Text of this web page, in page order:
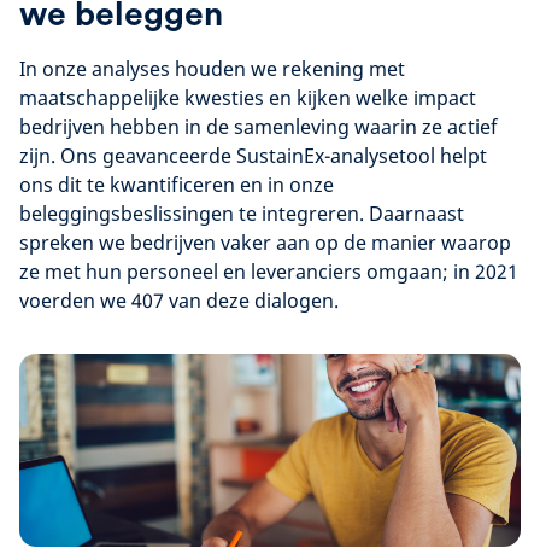
we beleggen
In onze analyses houden we rekening met
maatschappelijke kwesties en kijken welke impact
bedrijven hebben in de samenleving waarin ze actief
zijn. Ons geavanceerde SustainEx-analysetool helpt
ons dit te kwantificeren en in onze
beleggingsbeslissingen te integreren. Daarnaast
spreken we bedrijven vaker aan op de manier waarop
ze met hun personeel en leveranciers omgaan; in 2021
voerden we 407 van deze dialogen.